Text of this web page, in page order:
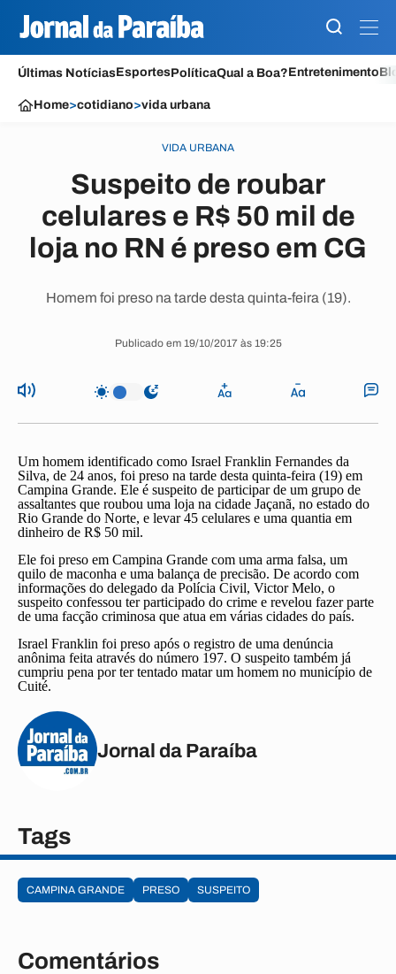
Últimas NotíciasEsportesPolíticaQual a Boa?Entretenimento
Home>cotidiano>vida urbana
VIDA URBANA
Suspeito de roubar
celulares e R$ 50 mil de
loja no RN é preso em CG
Homem foi preso na tarde desta quinta-feira (19).
Publicado em 19/10/2017 às 19:25
Um homem identificado como Israel Franklin Fernandes da
Silva, de 24 anos, foi preso na tarde desta quinta-feira (19) em
Campina Grande. Ele é suspeito de participar de um grupo de
assaltantes que roubou uma loja na cidade Jaçanã, no estado do
Rio Grande do Norte, e levar 45 celulares e uma quantia em
dinheiro de R$ 50 mil.
Ele foi preso em Campina Grande com uma arma falsa, um
quilo de maconha e uma balança de precisão. De acordo com
informações do delegado da Polícia Civil, Victor Melo, o
suspeito confessou ter participado do crime e revelou fazer parte
de uma facção criminosa que atua em várias cidades do país.
Israel Franklin foi preso após o registro de uma denúncia
anônima feita através do número 197. O suspeito também já
cumpriu pena por ter tentado matar um homem no município de
Cuité.
Jornal da Paraíba
Tags
CAMPINA GRANDE PRESO SUSPEITO
Comentários